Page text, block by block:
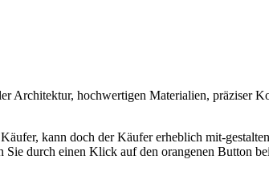
Architektur, hochwertigen Materialien, präziser
kann doch der Käufer erheblich mit-
Sie durch einen Klick auf den orangenen Button